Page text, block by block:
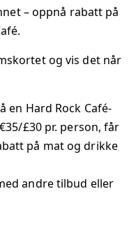
– oppnå rabatt på
og vis det når
en Hard Rock Café-
£30 pr. person, får
på mat og drikke
andre tilbud eller